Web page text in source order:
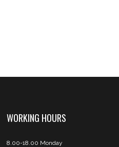
WORKING HOURS
8.00-18.00 Monday